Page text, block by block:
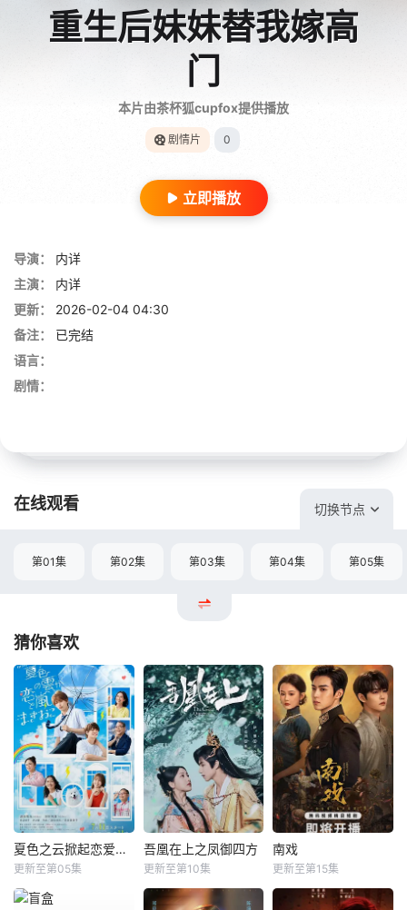
重生后妹妹替我嫁高
门
本片由茶杯狐cupfox提供播放
剧情片 0
立即播放
导演：
内详
主演：
内详
更新：
2026-02-04 04:30
备注：
已完结
语言：
剧情：
在线观看 切换节点
第01集 第02集 第03集 第04集 第05集
猜你喜欢
夏色之云掀起恋爱与风暴
更新至第05集
吾凰在上之凤御四方
更新至第10集
南戏
更新至第15集